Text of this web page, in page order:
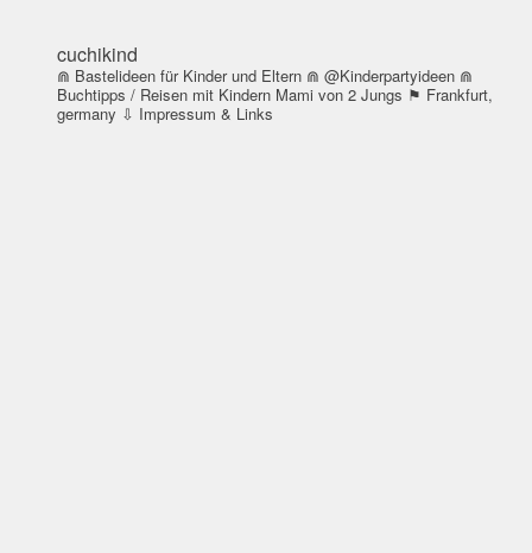
cuchikind
⋒ Bastelideen für Kinder und Eltern ⋒ @Kinderpartyideen ⋒
Buchtipps / Reisen mit Kindern Mami von 2 Jungs ⚑ Frankfurt,
germany ⇩ Impressum & Links